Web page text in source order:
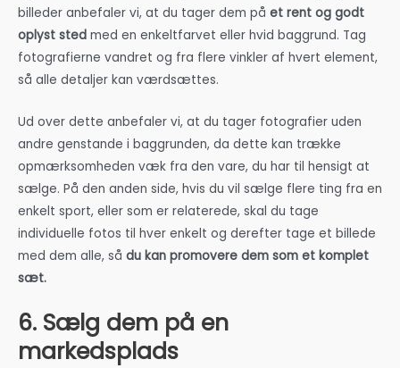
billeder anbefaler vi, at du tager dem på et rent og godt
oplyst sted med en enkeltfarvet eller hvid baggrund. Tag
fotografierne vandret og fra flere vinkler af hvert element,
så alle detaljer kan værdsættes.
Ud over dette anbefaler vi, at du tager fotografier uden
andre genstande i baggrunden, da dette kan trække
opmærksomheden væk fra den vare, du har til hensigt at
sælge. På den anden side, hvis du vil sælge flere ting fra en
enkelt sport, eller som er relaterede, skal du tage
individuelle fotos til hver enkelt og derefter tage et billede
med dem alle, så du kan promovere dem som et komplet
sæt.
6. Sælg dem på en
markedsplads